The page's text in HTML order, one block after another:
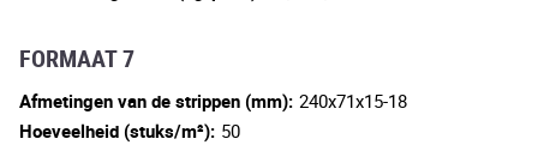
FORMAAT 7
Afmetingen van de strippen (mm): 240x71x15-18
Hoeveelheid (stuks/m²): 50